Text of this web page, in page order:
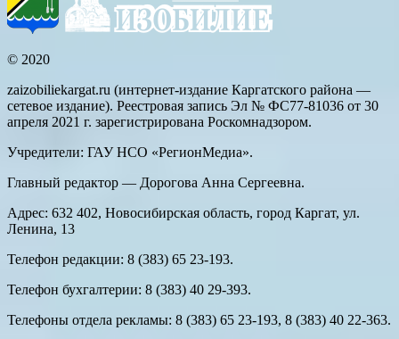
© 2020
zaizobiliekargat.ru (интернет-издание Каргатского района —
сетевое издание). Реестровая запись Эл № ФС77-81036 от 30
апреля 2021 г. зарегистрирована Роскомнадзором.
Учредители: ГАУ НСО «РегионМедиа».
Главный редактор — Дорогова Анна Сергеевна.
Адрес: 632 402, Новосибирская область, город Каргат, ул.
Ленина, 13
Телефон редакции: 8 (383) 65 23-193.
Телефон бухгалтерии: 8 (383) 40 29-393.
Телефоны отдела рекламы: 8 (383) 65 23-193, 8 (383) 40 22-363.